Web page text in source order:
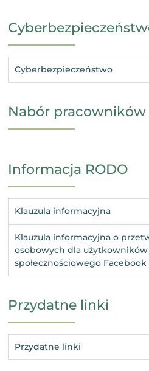
Cyberbezpieczeństwo
Nabór pracowników
Informacja RODO
Klauzula informacyjna
Klauzula informacyjna o
osobowych dla
społecznościowego Facebook
Przydatne linki
Przydatne linki